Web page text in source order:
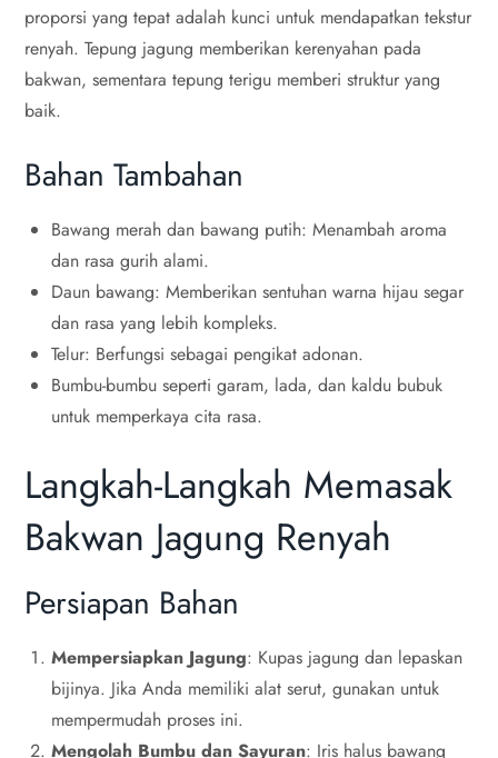
proporsi yang tepat adalah kunci untuk mendapatkan tekstur
renyah. Tepung jagung memberikan kerenyahan pada
bakwan, sementara tepung terigu memberi struktur yang
baik.
Bahan Tambahan
Bawang merah dan bawang putih: Menambah aroma
dan rasa gurih alami.
Daun bawang: Memberikan sentuhan warna hijau segar
dan rasa yang lebih kompleks.
Telur: Berfungsi sebagai pengikat adonan.
Bumbu-bumbu seperti garam, lada, dan kaldu bubuk
untuk memperkaya cita rasa.
Langkah-Langkah Memasak
Bakwan Jagung Renyah
Persiapan Bahan
Mempersiapkan Jagung: Kupas jagung dan lepaskan
bijinya. Jika Anda memiliki alat serut, gunakan untuk
mempermudah proses ini.
Mengolah Bumbu dan Sayuran: Iris halus bawang